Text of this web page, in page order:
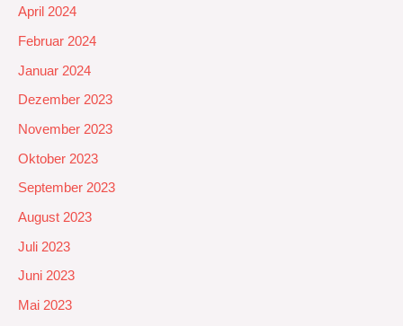
April 2024
Februar 2024
Januar 2024
Dezember 2023
November 2023
Oktober 2023
September 2023
August 2023
Juli 2023
Juni 2023
Mai 2023